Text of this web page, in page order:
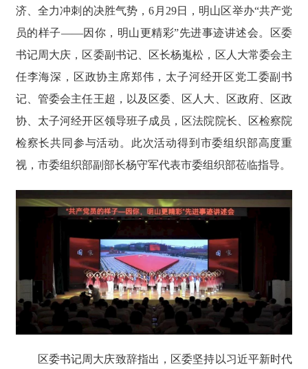
济、全力冲刺的决胜气势，6月29日，明山区举办“共产党
员的样子——因你，明山更精彩”先进事迹讲述会。区委
书记周大庆，区委副书记、区长杨嵬松，区人大常委会主
任李海深，区政协主席郑伟，太子河经开区党工委副书
记、管委会主任王超，以及区委、区人大、区政府、区政
协、太子河经开区领导班子成员，区法院院长、区检察院
检察长共同参与活动。此次活动得到市委组织部高度重
视，市委组织部副部长杨守军代表市委组织部莅临指导。
区委书记周大庆致辞指出，区委坚持以习近平新时代